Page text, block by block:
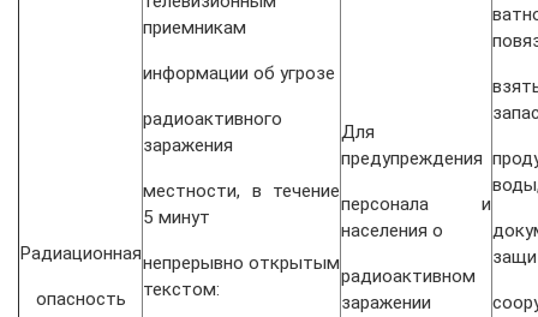
Радиационная
опасность
приемникам
информации об угрозе
радиоактивного
заражения
местности, в течение
5 минут
непрерывно открытым
текстом:
Для
предупреждения
персонала и
населения о
радиоактивном
заражении